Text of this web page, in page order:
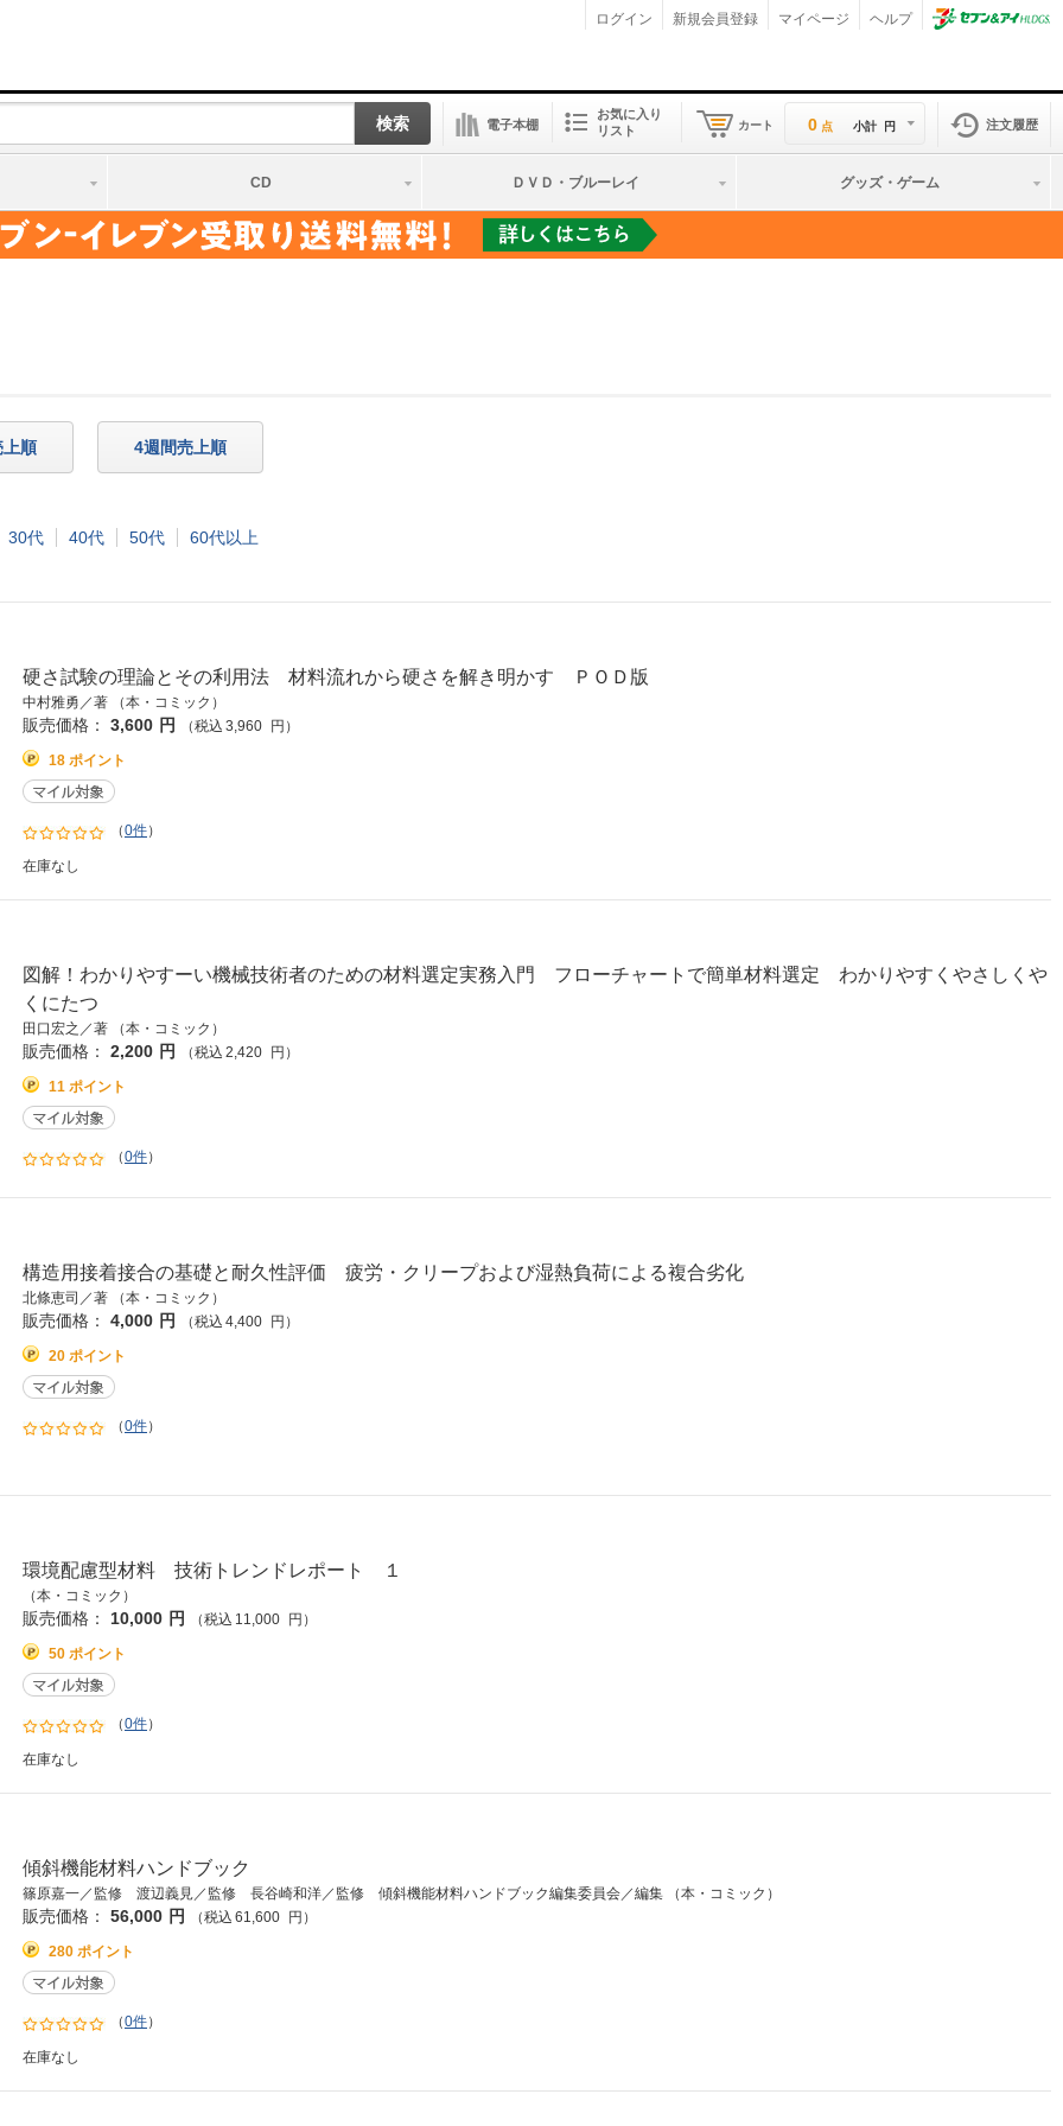
ログイン 新規会員登録 マイページ ヘルプ
検索 電子本棚
お気に入り
リスト
カート 0 点 小計 円 注文履歴
CD ＤＶＤ・ブルーレイ グッズ・ゲーム
30代 40代 50代 60代以上
硬さ試験の理論とその利用法 材料流れから硬さを解き明かす ＰＯＤ版
中村雅勇／著 （本・コミック）
販売価格： 3,600 円 （税込 3,960 円 ）
18 ポイント
（0件）
在庫なし
図解！わかりやすーい機械技術者のための材料選定実務入門 フローチャートで簡単材料選定 わかりやすくやさしくや
くにたつ
田口宏之／著 （本・コミック）
販売価格： 2,200 円 （税込 2,420 円 ）
11 ポイント
（0件）
構造用接着接合の基礎と耐久性評価 疲労・クリープおよび湿熱負荷による複合劣化
北條恵司／著 （本・コミック）
販売価格： 4,000 円 （税込 4,400 円 ）
20 ポイント
（0件）
環境配慮型材料 技術トレンドレポート １
（本・コミック）
販売価格： 10,000 円 （税込 11,000 円 ）
50 ポイント
（0件）
在庫なし
傾斜機能材料ハンドブック
篠原嘉一／監修 渡辺義見／監修 長谷崎和洋／監修 傾斜機能材料ハンドブック編集委員会／編集 （本・コミック）
販売価格： 56,000 円 （税込 61,600 円 ）
280 ポイント
（0件）
在庫なし